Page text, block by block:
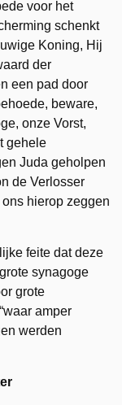
voor het
schenkt
Koning, Hij
der
een pad door
beware,
onze Vorst,
gehele
Juda geholpen
de Verlosser
hierop zeggen
feite dat deze
synagoge
grote
amper
werden